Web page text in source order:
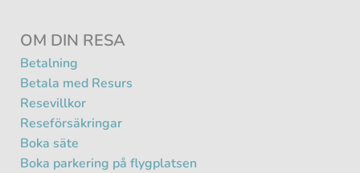
OM DIN RESA
Betalning
Betala med Resurs
Resevillkor
Reseförsäkringar
Boka säte
Boka parkering på flygplatsen